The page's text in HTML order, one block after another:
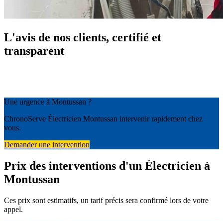
L'avis de nos clients, certifié et
transparent
Une urgence à Montussan ?
ChronoServe Électricien Montussan intervenir rapidement chez
vous.
Demander une intervention
Prix des interventions d'un Électricien à
Montussan
Ces prix sont estimatifs, un tarif précis sera confirmé lors de votre
appel.